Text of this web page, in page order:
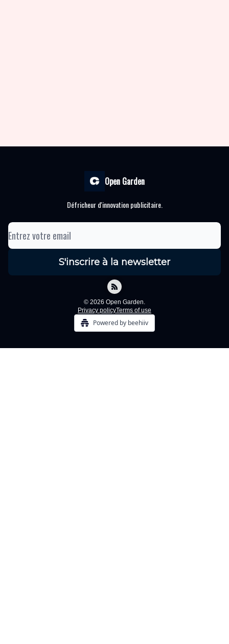
Open Garden
Défricheur d'innovation publicitaire.
© 2026 Open Garden.
Privacy policyTerms of use
Powered by beehiiv